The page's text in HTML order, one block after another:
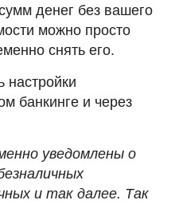
денег без вашего
можно просто
снять его.
настройки
банкинге и через
уведомлены о
и так далее. Так